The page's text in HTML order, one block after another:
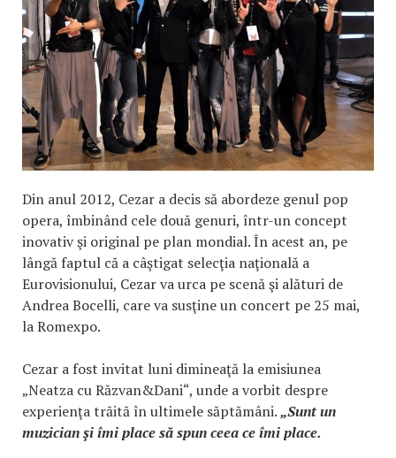
Din anul 2012, Cezar a decis să abordeze genul pop
opera, îmbinând cele două genuri, într-un concept
inovativ şi original pe plan mondial. În acest an, pe
lângă faptul că a câştigat selecţia naţională a
Eurovisionului, Cezar va urca pe scenă şi alături de
Andrea Bocelli, care va susţine un concert pe 25 mai,
la Romexpo.
Cezar a fost invitat luni dimineaţă la emisiunea
„Neatza cu Răzvan&Dani“, unde a vorbit despre
experienţa trăită în ultimele săptămâni.„Sunt un
muzician şi îmi place să spun ceea ce îmi place.